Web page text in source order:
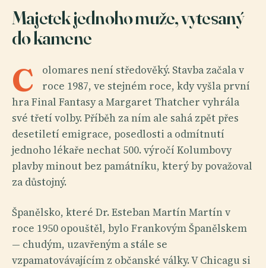
Majetek jednoho muže, vytesaný
do kamene
C
olomares není středověký. Stavba začala v
roce 1987, ve stejném roce, kdy vyšla první
hra Final Fantasy a Margaret Thatcher vyhrála
své třetí volby. Příběh za ním ale sahá zpět přes
desetiletí emigrace, posedlosti a odmítnutí
jednoho lékaře nechat 500. výročí Kolumbovy
plavby minout bez památníku, který by považoval
za důstojný.
Španělsko, které Dr. Esteban Martín Martín v
roce 1950 opouštěl, bylo Frankovým Španělskem
— chudým, uzavřeným a stále se
vzpamatovávajícím z občanské války. V Chicagu si